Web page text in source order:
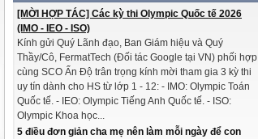
[MỜI HỢP TÁC] Các kỳ thi Olympic Quốc tế 2026
(IMO - IEO - ISO)
Kính gửi Quý Lãnh đạo, Ban Giám hiệu và Quý
Thầy/Cô, FermatTech (Đối tác Google tại VN) phối hợp
cùng SCO Ấn Độ trân trọng kính mời tham gia 3 kỳ thi
uy tín dành cho HS từ lớp 1 - 12: - IMO: Olympic Toán
Quốc tế. - IEO: Olympic Tiếng Anh Quốc tế. - ISO:
Olympic Khoa học...
5 điều đơn giản cha mẹ nên làm mỗi ngày để con